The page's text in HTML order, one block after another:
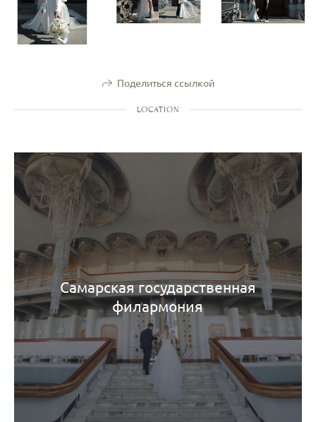
Поделиться ссылкой
LOCATION
Самарская государственная
филармония